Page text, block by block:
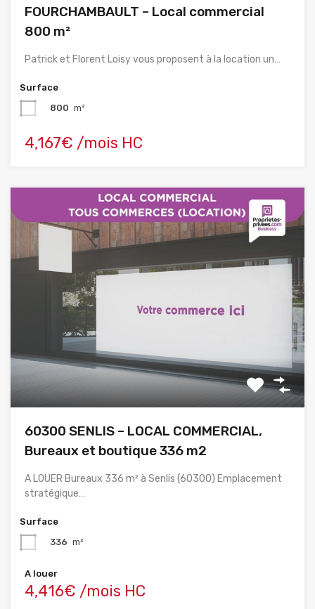
FOURCHAMBAULT – Local commercial
800 m²
Patrick et Florent Loisy vous proposent à la location un…
Surface
800 m²
4,167€ /mois HC
60300 SENLIS – LOCAL COMMERCIAL,
Bureaux et boutique 336 m2
A LOUER Bureaux 336 m² à Senlis (60300) Emplacement
stratégique…
Surface
336 m²
A louer
4,416€ /mois HC